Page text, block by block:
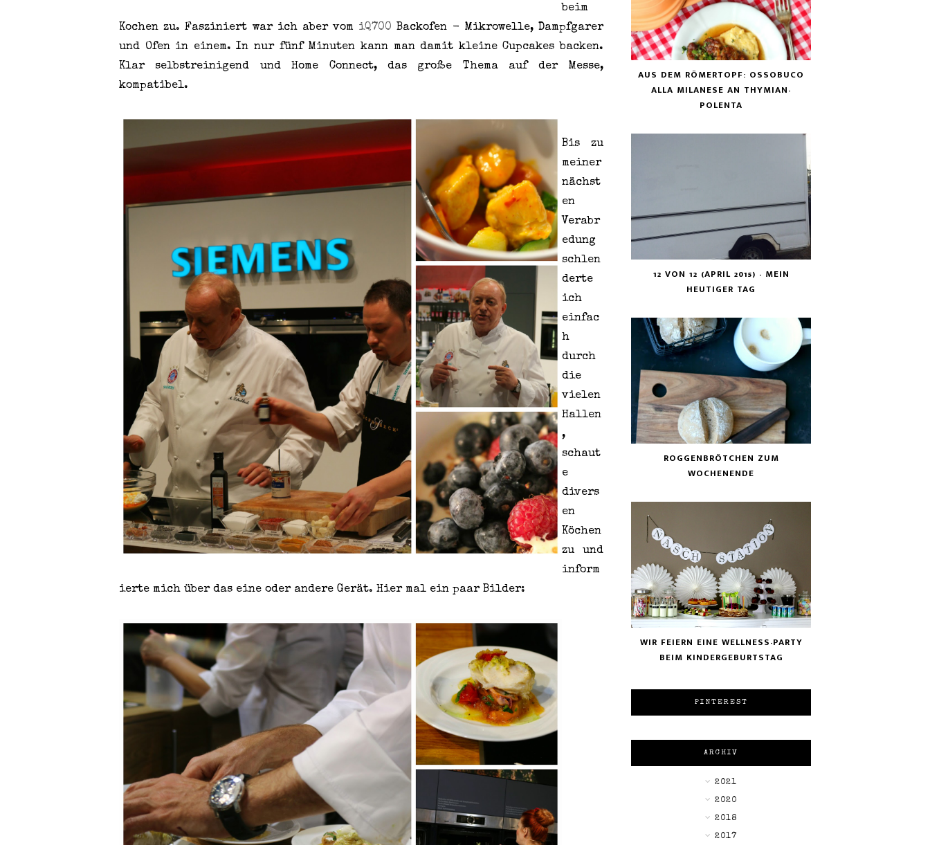
beim
Kochen zu. Fasziniert war ich aber vom iQ700 Backofen - Mikrowelle, Dampfgarer
und Ofen in einem. In nur fünf Minuten kann man damit kleine Cupcakes backen.
Klar selbstreinigend und Home Connect, das große Thema auf der Messe,
kompatibel.
Bis zu
meiner
nächst
en
Verabr
edung
schlen
derte
ich
einfac
h
durch
die
vielen
Hallen
,
schaut
e
divers
en
Köchen
zu und
inform
ierte mich über das eine oder andere Gerät. Hier mal ein paar Bilder:
AUS DEM RÖMERTOPF: OSSOBUCO
ALLA MILANESE AN THYMIAN-
POLENTA
12 VON 12 (APRIL 2015) - MEIN
HEUTIGER TAG
ROGGENBRÖTCHEN ZUM
WOCHENENDE
WIR FEIERN EINE WELLNESS-PARTY
BEIM KINDERGEBURTSTAG
PINTEREST
ARCHIV
►2021
►2020
►2018
►2017